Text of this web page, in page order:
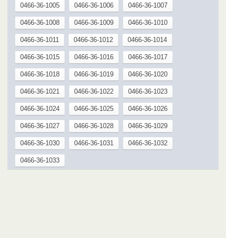
0466-36-1005 0466-36-1006 0466-36-1007
0466-36-1008 0466-36-1009 0466-36-1010
0466-36-1011 0466-36-1012 0466-36-1014
0466-36-1015 0466-36-1016 0466-36-1017
0466-36-1018 0466-36-1019 0466-36-1020
0466-36-1021 0466-36-1022 0466-36-1023
0466-36-1024 0466-36-1025 0466-36-1026
0466-36-1027 0466-36-1028 0466-36-1029
0466-36-1030 0466-36-1031 0466-36-1032
0466-36-1033